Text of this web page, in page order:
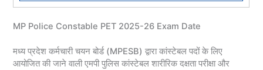
MP Police Constable PET 2025-26 Exam Date
मध्य प्रदेश कर्मचारी चयन बोर्ड (MPESB) द्वारा कांस्टेबल पदों के लिए
आयोजित की जाने वाली एमपी पुलिस कांस्टेबल शारीरिक दक्षता परीक्षा और